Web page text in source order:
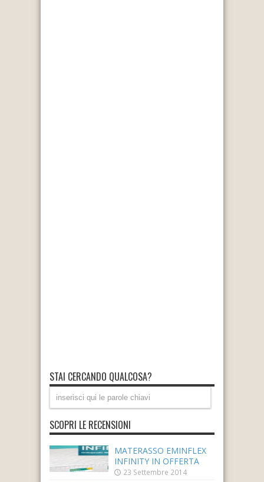
STAI CERCANDO QUALCOSA?
SCOPRI LE RECENSIONI
MATERASSO EMINFLEX
INFINITY IN OFFERTA
23 Settembre 2014